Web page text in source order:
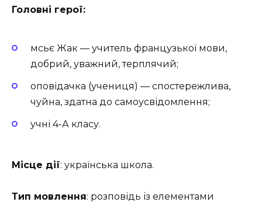
Головні герої:
мсьє Жак — учитель французької мови,
добрий, уважний, терплячий;
оповідачка (учениця) — спостережлива,
чуйна, здатна до самоусвідомлення;
учні 4-А класу.
Місце дії: українська школа.
Тип мовлення: розповідь із елементами